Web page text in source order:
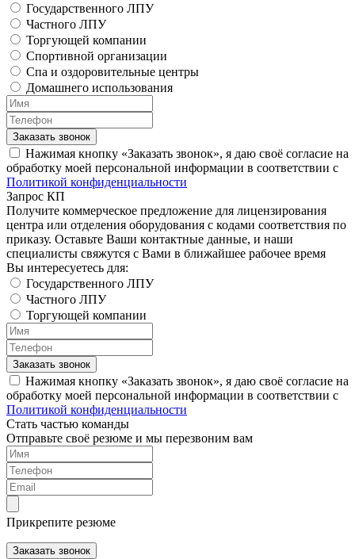
Государственного ЛПУ
Частного ЛПУ
Торгующей компании
Спортивной организации
Спа и оздоровительные центры
Домашнего использования
Заказать звонок
Нажимая кнопку «Заказать звонок», я даю своё согласие на
обработку моей персональной информации в соответствии с
Политикой конфиденциальности
Запрос КП
Получите коммерческое предложение для лицензирования
центра или отделения оборудования с кодами соответствия по
приказу. Оставьте Ваши контактные данные, и наши
специалисты свяжутся с Вами в ближайшее рабочее время
Вы интересуетесь для:
Государственного ЛПУ
Частного ЛПУ
Торгующей компании
Заказать звонок
Нажимая кнопку «Заказать звонок», я даю своё согласие на
обработку моей персональной информации в соответствии с
Политикой конфиденциальности
Стать частью команды
Отправьте своё резюме и мы перезвоним вам
Прикрепите резюме
Заказать звонок